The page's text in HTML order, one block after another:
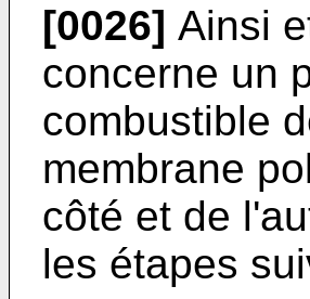
[0026] Ainsi
concerne un
combustible
membrane
côté et de
les étapes